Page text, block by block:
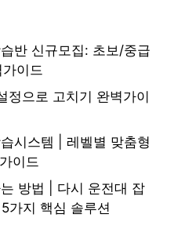
반 신규모집: 초보/중급
이드
정으로 고치기 완벽가이
시스템 | 레벨별 맞춤형
이드
방법 | 다시 운전대 잡
가지 핵심 솔루션